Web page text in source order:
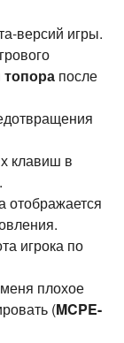
версий игры.
топора после
клавиш в
отображается
игрока по
плохое
(MCPE-